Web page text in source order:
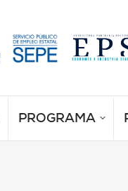
PROGRAMA